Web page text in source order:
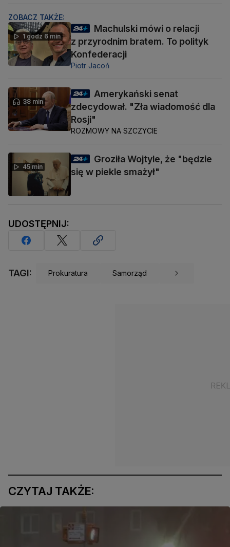
ZOBACZ TAKŻE:
1 godz 6 min
Machulski mówi o relacji
z przyrodnim bratem. To polityk
Konfederacji
Piotr Jacoń
38 min
Amerykański senat
zdecydował. "Zła wiadomość dla
Rosji"
ROZMOWY NA SZCZYCIE
45 min
Groziła Wojtyle, że "będzie
się w piekle smażył"
UDOSTĘPNIJ:
TAGI: Prokuratura Samorząd
CZYTAJ TAKŻE: